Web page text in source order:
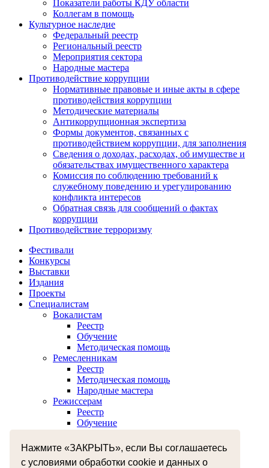
Нажмите «ЗАКРЫТЬ», если Вы соглашаетесь
с условиями обработки cookie и данных о
Показатели работы КДУ области
Коллегам в помощь
Культурное наследие
Федеральный реестр
Региональный реестр
Мероприятия сектора
Народные мастера
Противодействие коррупции
Нормативные правовые и иные акты в сфере
противодействия коррупции
Методические материалы
Антикоррупционная экспертиза
Формы документов, связанных с
противодействием коррупции, для заполнения
Сведения о доходах, расходах, об имуществе и
обязательствах имущественного характера
Комиссия по соблюдению требований к
служебному поведению и урегулированию
конфликта интересов
Обратная связь для сообщений о фактах
коррупции
Противодействие терроризму
Фестивали
Конкурсы
Выставки
Издания
Проекты
Специалистам
Вокалистам
Реестр
Обучение
Методическая помощь
Ремесленникам
Реестр
Методическая помощь
Народные мастера
Режиссерам
Реестр
Обучение
Реестр
Музыкантам